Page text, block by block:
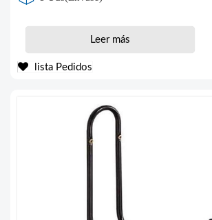
Leer más
lista Pedidos